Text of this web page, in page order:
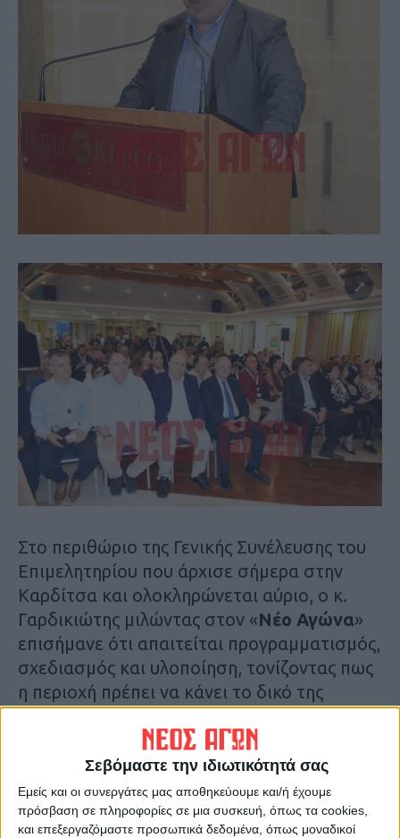
Σεβόμαστε την ιδιωτικότητά σας
Εμείς και οι συνεργάτες μας αποθηκεύουμε και/ή έχουμε
πρόσβαση σε πληροφορίες σε μια συσκευή, όπως τα cookies,
και επεξεργαζόμαστε προσωπικά δεδομένα, όπως μοναδικοί
Στο περιθώριο της Γενικής Συνέλευσης του
Επιμελητηρίου που άρχισε σήμερα στην
Καρδίτσα και ολοκληρώνεται αύριο, ο κ.
Γαρδικιώτης μιλώντας στον «Νέο Αγώνα»
επισήμανε ότι απαιτείται προγραμματισμός,
σχεδιασμός και υλοποίηση, τονίζοντας πως
η περιοχή πρέπει να κάνει το δικό της
γεωτεχνικοί αποτελούν βασικούς
στυλοβάτες αυτής της προσπάθειας.